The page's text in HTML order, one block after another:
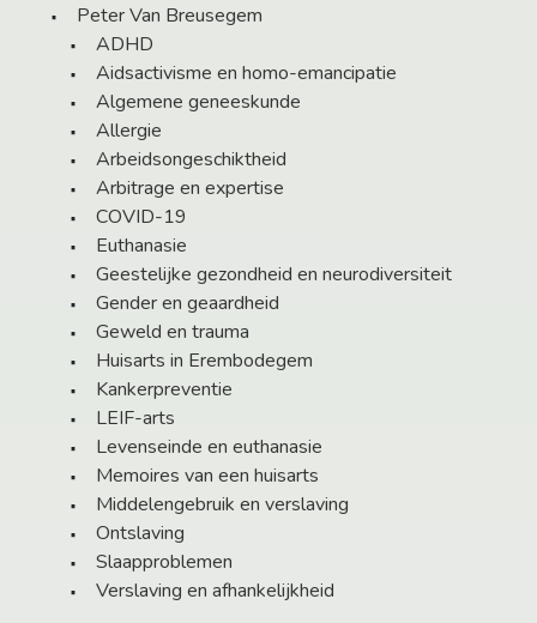
Peter Van Breusegem
ADHD
Aidsactivisme en homo-emancipatie
Algemene geneeskunde
Allergie
Arbeidsongeschiktheid
Arbitrage en expertise
COVID-19
Euthanasie
Geestelijke gezondheid en neurodiversiteit
Gender en geaardheid
Geweld en trauma
Huisarts in Erembodegem
Kankerpreventie
LEIF-arts
Levenseinde en euthanasie
Memoires van een huisarts
Middelengebruik en verslaving
Ontslaving
Slaapproblemen
Verslaving en afhankelijkheid